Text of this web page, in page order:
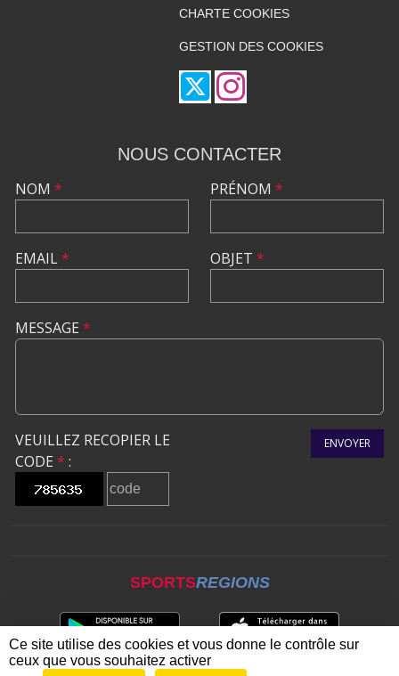
CHARTE COOKIES
GESTION DES COOKIES
NOUS CONTACTER
NOM *
EMAIL*
PRÉNOM *
OBJET *
MESSAGE *
VEUILLEZ RECOPIER LE
CODE * :
ENVOYER
SPORTSREGIONS
Ce site utilise des cookies et vous donne le contrôle sur
ceux que vous souhaitez activer